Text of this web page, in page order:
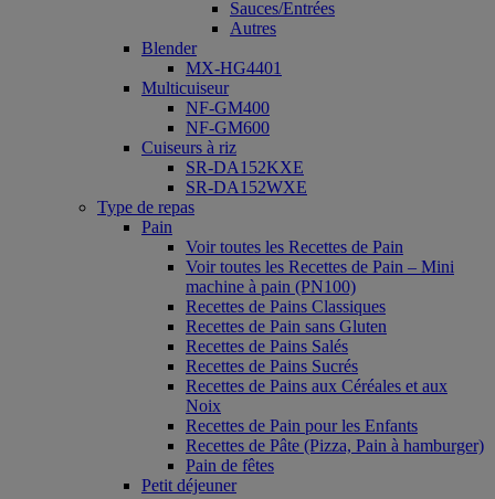
Sauces/Entrées
Autres
Blender
MX-HG4401
Multicuiseur
NF-GM400
NF-GM600
Cuiseurs à riz
SR-DA152KXE
SR-DA152WXE
Type de repas
Pain
Voir toutes les Recettes de Pain
Voir toutes les Recettes de Pain – Mini
machine à pain (PN100)
Recettes de Pains Classiques
Recettes de Pain sans Gluten
Recettes de Pains Salés
Recettes de Pains Sucrés
Recettes de Pains aux Céréales et aux
Noix
Recettes de Pain pour les Enfants
Recettes de Pâte (Pizza, Pain à hamburger)
Pain de fêtes
Petit déjeuner